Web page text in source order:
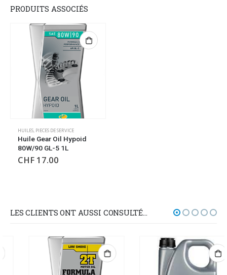
PRODUITS ASSOCIÉS
HUILES, PIECES DE SERVICE
Huile Gear Oil Hypoid
80W/90 GL-5 1L
CHF 17.00
LES CLIENTS ONT AUSSI CONSULTÉ…